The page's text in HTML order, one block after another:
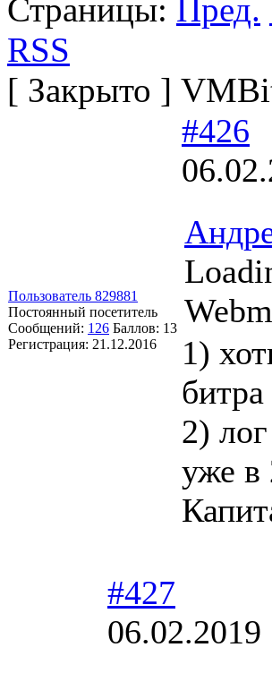
Страницы: Пред.
RSS
[ Закрыто ]
Пользователь 829881
Постоянный посетитель
Сообщений: 126 Баллов: 13
Регистрация: 21.12.2016
#426
1)
2)
уже в
#427